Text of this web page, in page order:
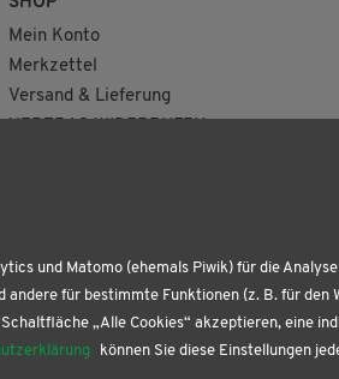
Mein Konto
Merkzettel
Versand & Lieferung
und Matomo (ehemals Piwik) für die
für bestimmte Funktionen (z. B. für
„Alle Cookies“ akzeptieren, eine
können Sie diese Einstellungen